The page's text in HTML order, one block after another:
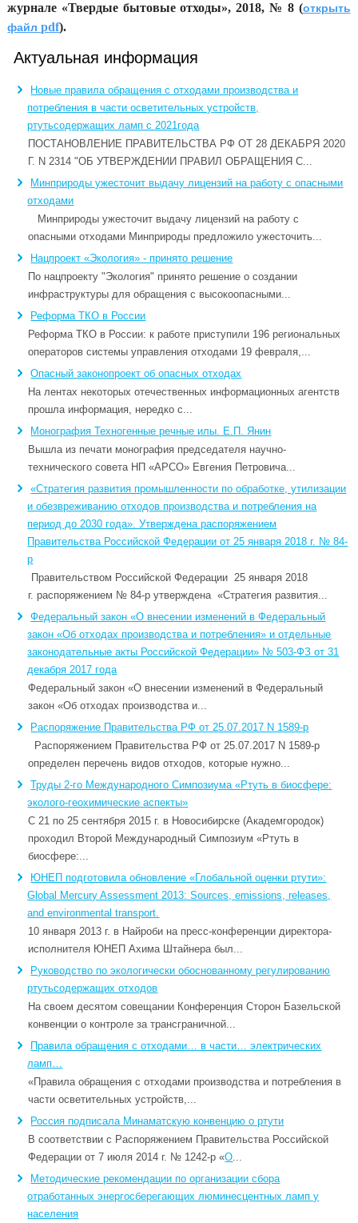
журнале «Твердые бытовые отходы», 2018, № 8 (открыть
файлpdf).
Актуальная информация
Новые правила обращения с отходами производства и
потребления в части осветительных устройств,
ртутьсодержащих ламп c 2021года
ПОСТАНОВЛЕНИЕ ПРАВИТЕЛЬСТВА РФ ОТ 28 ДЕКАБРЯ 2020
Г. N 2314 "ОБ УТВЕРЖДЕНИИ ПРАВИЛ ОБРАЩЕНИЯ С...
Минприроды ужесточит выдачу лицензий на работу с опасными
отходами
Минприроды ужесточит выдачу лицензий на работу с
опасными отходами Минприроды предложило ужесточить...
Нацпроект «Экология» - принято решение
По нацпроекту "Экология" принято решение о создании
инфраструктуры для обращения с высокоопасными...
Реформа ТКО в России
Реформа ТКО в России: к работе приступили 196 региональных
операторов системы управления отходами 19 февраля,...
Опасный законопроект об опасных отходах
На лентах некоторых отечественных информационных агентств
прошла информация, нередко с...
Монография Техногенные речные илы. Е.П. Янин
Вышла из печати монография председателя научно-
технического совета НП «АРСО» Евгения Петровича...
«Стратегия развития промышленности по обработке, утилизации
и обезвреживанию отходов производства и потребления на
период до 2030 года». Утверждена распоряжением
Правительства Российской Федерации от 25 января 2018 г. № 84-
р
Правительством Российской Федерации 25 января 2018
г. распоряжением № 84-р утверждена «Стратегия развития...
Федеральный закон «О внесении изменений в Федеральный
закон «Об отходах производства и потребления» и отдельные
законодательные акты Российской Федерации» № 503-ФЗ от 31
декабря 2017 года
Федеральный закон «О внесении изменений в Федеральный
закон «Об отходах производства и...
Распоряжение Правительства РФ от 25.07.2017 N 1589-р
Распоряжением Правительства РФ от 25.07.2017 N 1589-р
определен перечень видов отходов, которые нужно...
Труды 2-го Международного Симпозиума «Ртуть в биосфере:
эколого-геохимические аспекты»
С 21 по 25 сентября 2015 г. в Новосибирске (Академгородок)
проходил Второй Международный Симпозиум «Ртуть в
биосфере:...
ЮНЕП подготовила обновление «Глобальной оценки ртути»:
Global Mercury Assessment 2013: Sources, emissions, releases,
and environmental transport.
10 января 2013 г. в Найроби на пресс-конференции директора-
исполнителя ЮНЕП Ахима Штайнера был...
Руководство по экологически обоснованному регулированию
ртутьсодержащих отходов
На своем десятом совещании Конференция Сторон Базельской
конвенции о контроле за трансграничной...
Правила обращения с отходами… в части… электрических
ламп…
«Правила обращения с отходами производства и потребления в
части осветительных устройств,...
Россия подписала Минаматскую конвенцию о ртути
В соответствии с Распоряжением Правительства Российской
Федерации от 7 июля 2014 г. № 1242-р «О...
Методические рекомендации по организации сбора
отработанных энергосберегающих люминесцентных ламп у
населения